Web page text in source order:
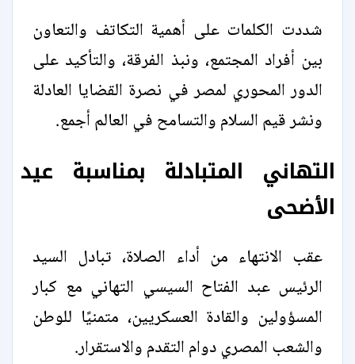
شددت الكلمات على أهمية التكاتف والتعاون
بين أفراد المجتمع، ونبذ الفرقة، والتأكيد على
الدور المحوري لمصر في نصرة القضايا العادلة
ونشر قيم السلام والتسامح في العالم أجمع.
التهاني المتبادلة بمناسبة عيد
الأضحى
عقب الانتهاء من أداء الصلاة، تبادل السيد
الرئيس عبد الفتاح السيسي التهاني مع كبار
المسؤولين والقادة العسكريين، متمنيًا للوطن
والشعب المصري دوام التقدم والاستقرار.